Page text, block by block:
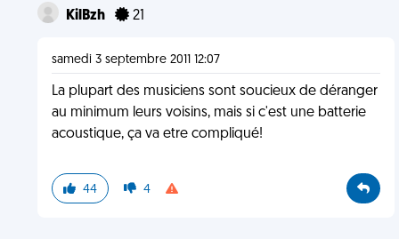
KilBzh 21
samedi 3 septembre 2011 12:07
La plupart des musiciens sont soucieux de déranger
au minimum leurs voisins, mais si c'est une batterie
acoustique, ça va etre compliqué!
44 4